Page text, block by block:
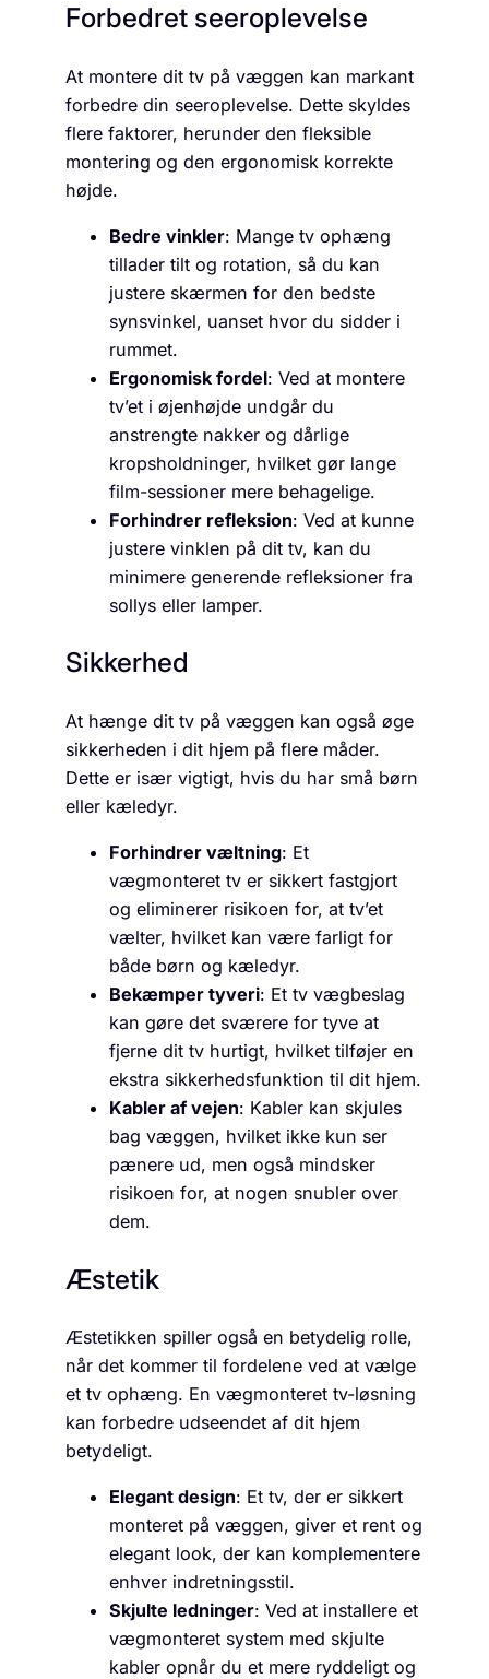
Forbedret seeroplevelse
At montere dit tv på væggen kan markant
forbedre din seeroplevelse. Dette skyldes
flere faktorer, herunder den fleksible
montering og den ergonomisk korrekte
højde.
Bedre vinkler: Mange tv ophæng
tillader tilt og rotation, så du kan
justere skærmen for den bedste
synsvinkel, uanset hvor du sidder i
rummet.
Ergonomisk fordel: Ved at montere
tv’et i øjenhøjde undgår du
anstrengte nakker og dårlige
kropsholdninger, hvilket gør lange
film-sessioner mere behagelige.
Forhindrer refleksion: Ved at kunne
justere vinklen på dit tv, kan du
minimere generende refleksioner fra
sollys eller lamper.
Sikkerhed
At hænge dit tv på væggen kan også øge
sikkerheden i dit hjem på flere måder.
Dette er især vigtigt, hvis du har små børn
eller kæledyr.
Forhindrer væltning: Et
vægmonteret tv er sikkert fastgjort
og eliminerer risikoen for, at tv’et
vælter, hvilket kan være farligt for
både børn og kæledyr.
Bekæmper tyveri: Et tv vægbeslag
kan gøre det sværere for tyve at
fjerne dit tv hurtigt, hvilket tilføjer en
ekstra sikkerhedsfunktion til dit hjem.
Kabler af vejen: Kabler kan skjules
bag væggen, hvilket ikke kun ser
pænere ud, men også mindsker
risikoen for, at nogen snubler over
dem.
Æstetik
Æstetikken spiller også en betydelig rolle,
når det kommer til fordelene ved at vælge
et tv ophæng. En vægmonteret tv-løsning
kan forbedre udseendet af dit hjem
betydeligt.
Elegant design: Et tv, der er sikkert
monteret på væggen, giver et rent og
elegant look, der kan komplementere
enhver indretningsstil.
Skjulte ledninger: Ved at installere et
vægmonteret system med skjulte
kabler opnår du et mere ryddeligt og